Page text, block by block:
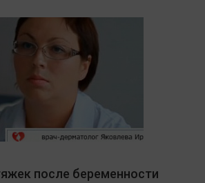
после беременности